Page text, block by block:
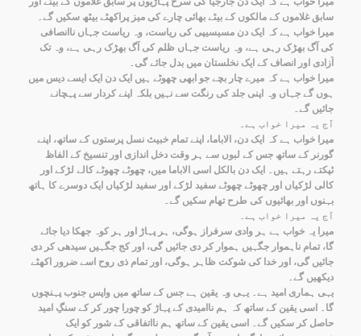
سابق غلاموں کے مالکوں کے بیٹے بھائی چارے کی میز پراکھٹے بیٹھ سکیں گے۔
میرا خواب ہے کہ ایک دن مسیسیپی کی ریاست، وہ ریاست جہاں ناانصافی
کی آگ بھڑک رہی ہے، وہ ریاست جہاں ظلم کی آگ بھڑک رہی ہے، وہ تک
آزادی اور انصاف کے ایک نخلستان میں بدل جائے گی۔
میرا خواب ہے کہ میرے چار بچے جو ابھی چھوٹے ہیں ایک دن ایک ایسے دیس میں
ہوں گے جہاں وہ اپنی جلد کی رنگت سے نہیں بلکہ اپنے کردار سے پہچانے
جائیں گے۔
آج یہ میرا خواب ہے۔
میرا خواب ہے کہ ایک دن، الاباما، اپنے تمام خبیث نسل پرستوں کے ساتھ، اپنے
گورنر کے ساتھ جس کے لبوں سے ہر وقت دخل اندازی اور تنسیخ کے الفاظ
ٹپکتے رہتے ہیں۔ ایک دن بالکل اسی الاباما میں، چھوٹے چھوٹے کالے لڑکے اور
کالی لڑکیاں اور چھوٹے چھوٹے سفید لڑکے اور سفید لڑکیاں ایک دوسرے کا ہاتھ
بہنوں اور بھائیوں کی طرح تھام سکیں گے۔
آج یہ میرا خواب ہے۔
میرا یہ خواب ہے ہر وادی سرفراز ہوگی، ہر پہاڑ اور ہر کوہ جھکا دیا جائے
گا، تمام ناہموار جگہیں ہموار کر دی جائیں گی، اور کج جگہیں سیدھی کر دی
جائیں گی، اور خدا کی شوکت ظاہر ہوگی، اور تمام ذی روح اسے ضرور اکھٹے
دیکھیں گے۔
یہی ہماری امید ہے۔ یہی وہ یقین ہے جس کے ساتھ میں واپس جنوب پہنچوں
گا۔ اسی یقین کے ساتھ کہ ہم ناامیدی کے پہاڑ کو چورا چور کر کے سنگِ امید
حاصل کر سکیں گے۔ اسی یقین کے ساتھ ہم نااتفاقی کے شور کو ایک